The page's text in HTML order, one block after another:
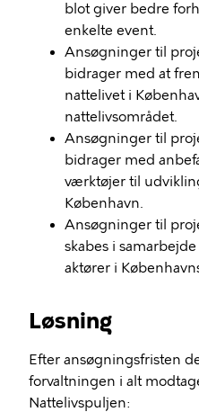
blot giver bedre
enkelte event.
Ansøgninger til
bidrager med at
nattelivet i
nattelivsområdet.
Ansøgninger til
bidrager med
værktøjer til
København.
Ansøgninger til
skabes i
aktører i
Løsning
Efter ansøgningsfristen
forvaltningen i alt
Nattelivspuljen: